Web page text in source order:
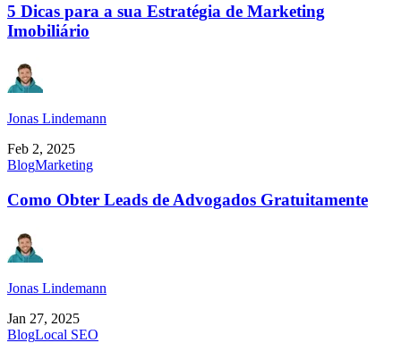
5 Dicas para a sua Estratégia de Marketing
Imobiliário
Jonas Lindemann
Feb 2, 2025
BlogMarketing
Como Obter Leads de Advogados Gratuitamente
Jonas Lindemann
Jan 27, 2025
BlogLocal SEO